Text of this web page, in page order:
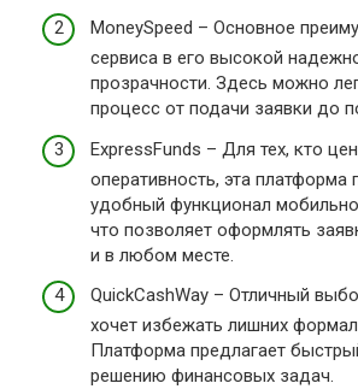
MoneySpeed – Основное
сервиса в его высокой
прозрачности. Здесь можно
процесс от подачи заявки до
ExpressFunds – Для тех, кто
оперативность, эта платформа
удобный функционал
что позволяет оформлять
и в любом месте.
QuickCashWay – Отличный
хочет избежать лишних
Платформа предлагает
решению финансовых задач.